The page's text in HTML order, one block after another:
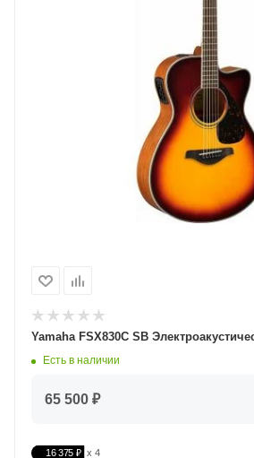
Yamaha FSX830С SB
Есть в наличии
65 500 ₽
16 375 ₽